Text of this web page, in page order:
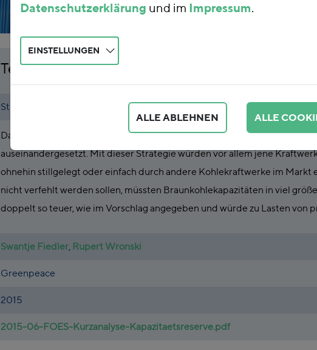
Teurer Klimaschutz mit Kapazitätsreserve
Studie
Das FÖS hat sich im Auftrag von Greenpeace mit den Prämissen des
auseinandergesetzt. Mit dieser Strategie würden vor allem jene
ohnehin stillgelegt oder einfach durch andere Kohlekraftwerke im Markt
nicht verfehlt werden sollen, müssten Braunkohlekapazitäten in viel
doppelt so teuer, wie im Vorschlag angegeben und würde zu Lasten von
Swantje Fiedler Rupert Wronski
Greenpeace
2015
2015-06-FOES-Kurzanalyse-Kapazitaetsreserve.pdf
Datenschutzerklärung und im Impressum.
EINSTELLUNGEN
ALLE ABLEHNEN ALLE